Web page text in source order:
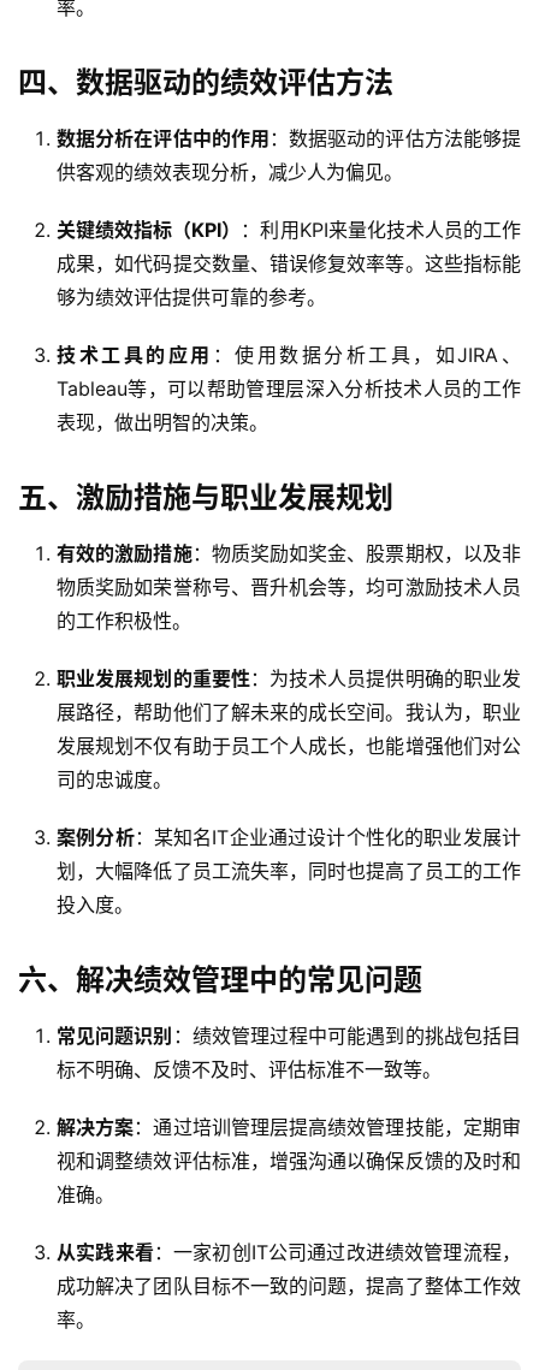
率。
四、数据驱动的绩效评估方法
数据分析在评估中的作用 ：数据驱动的评估方法能够提
供客观的绩效表现分析，减少人为偏见。
关键绩效指标（KPI）
：利用KPI来量化技术人员的工作
成果，如代码提交数量、错误修复效率等。这些指标能
够为绩效评估提供可靠的参考。
技术工具的应用 ：使用数据分析工具，如JIRA、
Tableau等，可以帮助管理层深入分析技术人员的工作
表现，做出明智的决策。
五、激励措施与职业发展规划
有效的激励措施：物质奖励如奖金、股票期权，以及非
物质奖励如荣誉称号、晋升机会等，均可激励技术人员
的工作积极性。
职业发展规划的重要性：为技术人员提供明确的职业发
展路径，帮助他们了解未来的成长空间。我认为，职业
发展规划不仅有助于员工个人成长，也能增强他们对公
司的忠诚度。
案例分析：某知名IT企业通过设计个性化的职业发展计
划，大幅降低了员工流失率，同时也提高了员工的工作
投入度。
六、解决绩效管理中的常见问题
常见问题识别 ：绩效管理过程中可能遇到的挑战包括目
标不明确、反馈不及时、评估标准不一致等。
解决方案：通过培训管理层提高绩效管理技能，定期审
视和调整绩效评估标准，增强沟通以确保反馈的及时和
准确。
从实践来看：一家初创IT公司通过改进绩效管理流程，
成功解决了团队目标不一致的问题，提高了整体工作效
率。